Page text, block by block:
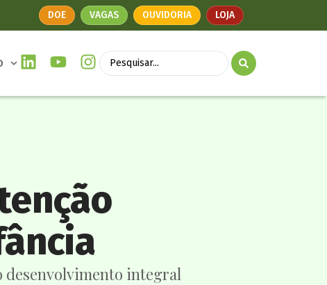
DOE VAGAS OUVIDORIA LOJA
desenvolvimento integral